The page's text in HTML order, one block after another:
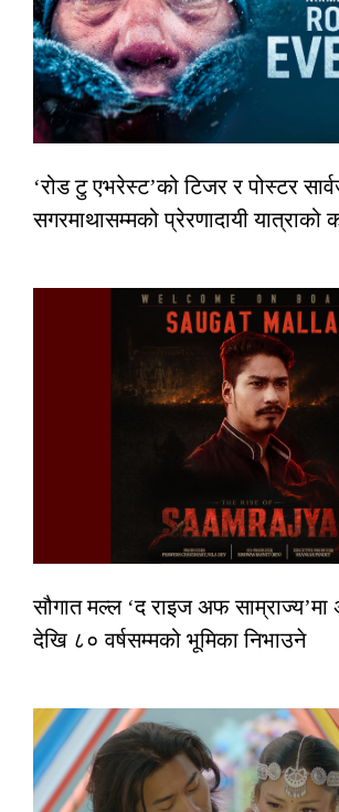
‘रोड टु एभरेस्ट’को टिजर र पोस्टर
सगरमाथासम्मको प्रेरणादायी यात्राको
सौगात मल्ल ‘द राइज अफ
देखि ८० वर्षसम्मको भूमिका निभाउने